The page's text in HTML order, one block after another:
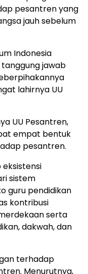
pesantren yang
jauh sebelum
Indonesia
jawab
lahirnya UU
UU Pesantren,
empat bentuk
pesantren.
sistem
guru pendidikan
kontribusi
serta
dakwah, dan
terhadap
Menurutnya,